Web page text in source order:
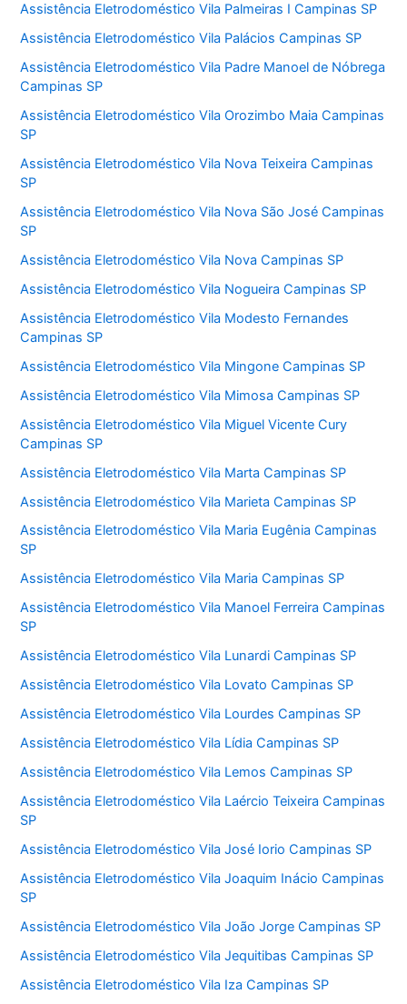
Assistência Eletrodoméstico Vila Palmeiras I Campinas SP
Assistência Eletrodoméstico Vila Palácios Campinas SP
Assistência Eletrodoméstico Vila Padre Manoel de Nóbrega
Campinas SP
Assistência Eletrodoméstico Vila Orozimbo Maia Campinas
SP
Assistência Eletrodoméstico Vila Nova Teixeira Campinas
SP
Assistência Eletrodoméstico Vila Nova São José Campinas
SP
Assistência Eletrodoméstico Vila Nova Campinas SP
Assistência Eletrodoméstico Vila Nogueira Campinas SP
Assistência Eletrodoméstico Vila Modesto Fernandes
Campinas SP
Assistência Eletrodoméstico Vila Mingone Campinas SP
Assistência Eletrodoméstico Vila Mimosa Campinas SP
Assistência Eletrodoméstico Vila Miguel Vicente Cury
Campinas SP
Assistência Eletrodoméstico Vila Marta Campinas SP
Assistência Eletrodoméstico Vila Marieta Campinas SP
Assistência Eletrodoméstico Vila Maria Eugênia Campinas
SP
Assistência Eletrodoméstico Vila Maria Campinas SP
Assistência Eletrodoméstico Vila Manoel Ferreira Campinas
SP
Assistência Eletrodoméstico Vila Lunardi Campinas SP
Assistência Eletrodoméstico Vila Lovato Campinas SP
Assistência Eletrodoméstico Vila Lourdes Campinas SP
Assistência Eletrodoméstico Vila Lídia Campinas SP
Assistência Eletrodoméstico Vila Lemos Campinas SP
Assistência Eletrodoméstico Vila Laércio Teixeira Campinas
SP
Assistência Eletrodoméstico Vila José Iorio Campinas SP
Assistência Eletrodoméstico Vila Joaquim Inácio Campinas
SP
Assistência Eletrodoméstico Vila João Jorge Campinas SP
Assistência Eletrodoméstico Vila Jequitibas Campinas SP
Assistência Eletrodoméstico Vila Iza Campinas SP